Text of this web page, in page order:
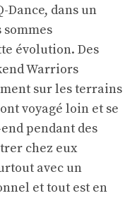
Dance, dans un
évolution. Des
Warriors
sur les terrains
voyagé loin et se
pendant des
chez eux
avec un
et tout est en